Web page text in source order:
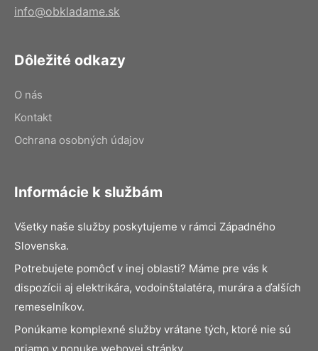
info@obkladame.sk
Dôležité odkazy
O nás
Kontakt
Ochrana osobných údajov
Informácie k službám
Všetky naše služby poskytujeme v rámci Západného
Slovenska.
Potrebujete pomôcť v inej oblasti? Máme pre vás k
dispozícii aj elektrikára, vodoinštalatéra, murára a ďalších
remeselníkov.
Ponúkame komplexné služby vrátane tých, ktoré nie sú